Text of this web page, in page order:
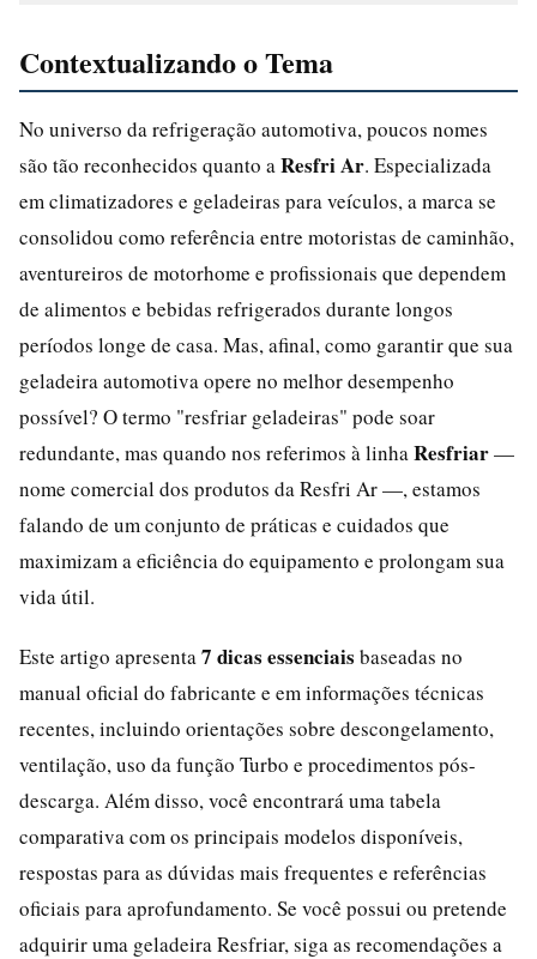
Contextualizando o Tema
No universo da refrigeração automotiva, poucos nomes
são tão reconhecidos quanto a Resfri Ar. Especializada
em climatizadores e geladeiras para veículos, a marca se
consolidou como referência entre motoristas de caminhão,
aventureiros de motorhome e profissionais que dependem
de alimentos e bebidas refrigerados durante longos
períodos longe de casa. Mas, afinal, como garantir que sua
geladeira automotiva opere no melhor desempenho
possível? O termo "resfriar geladeiras" pode soar
redundante, mas quando nos referimos à linha Resfriar—
nome comercial dos produtos da Resfri Ar —, estamos
falando de um conjunto de práticas e cuidados que
maximizam a eficiência do equipamento e prolongam sua
vida útil.
Este artigo apresenta 7 dicas essenciais baseadas no
manual oficial do fabricante e em informações técnicas
recentes, incluindo orientações sobre descongelamento,
ventilação, uso da função Turbo e procedimentos pós-
descarga. Além disso, você encontrará uma tabela
comparativa com os principais modelos disponíveis,
respostas para as dúvidas mais frequentes e referências
oficiais para aprofundamento. Se você possui ou pretende
adquirir uma geladeira Resfriar, siga as recomendações a